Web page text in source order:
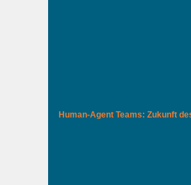
Human-Agent Teams: Zukunft